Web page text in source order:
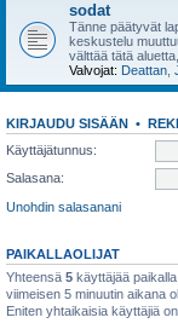
sodat
Tänne päätyvät
keskustelu
välttää tätä
Valvojat: Deattan
KIRJAUDU SISÄÄN •
Käyttäjätunnus:
Salasana:
Unohdin salasanani
PAIKALLAOLIJAT
Yhteensä 5 käyttäjää
viimeisen 5 minuutin aikana
Eniten yhtaikaisia käyttäjiä